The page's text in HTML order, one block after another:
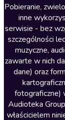
Literatura
Literatura faktu
Literatura
Literatura piękna
Literatura piękna
Nagrania
Nauka języków
Pobieranie,
inne
serwisie - bez
szczególności
muzyczne,
zawarte w nich
dane) oraz
fotograficzne)
Audioteka
właścicielem